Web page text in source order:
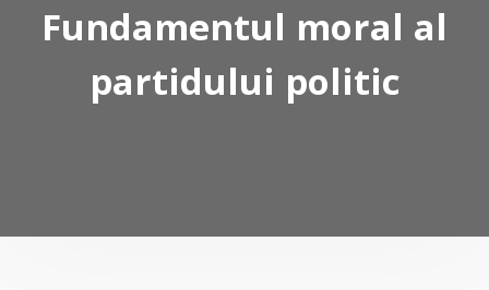
Fundamentul moral al
partidului politic